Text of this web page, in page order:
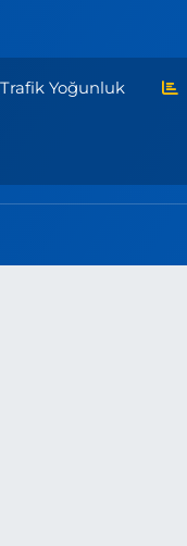
Yoğunluk